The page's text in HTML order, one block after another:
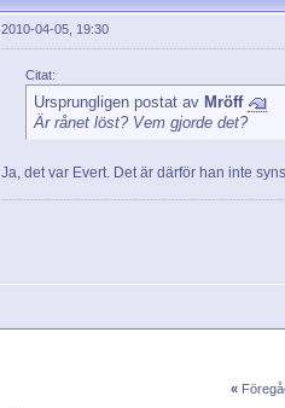
2010-04-05, 19:30
Citat:
Ursprungligen postat av Mröff
Är rånet löst? Vem gjorde det?
Ja, det var Evert. Det är därför han inte
«